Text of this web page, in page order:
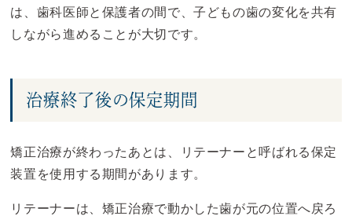
は、歯科医師と保護者の間で、子どもの歯の変化を共有
しながら進めることが大切です。
治療終了後の保定期間
矯正治療が終わったあとは、リテーナーと呼ばれる保定
装置を使用する期間があります。
リテーナーは、矯正治療で動かした歯が元の位置へ戻ろ